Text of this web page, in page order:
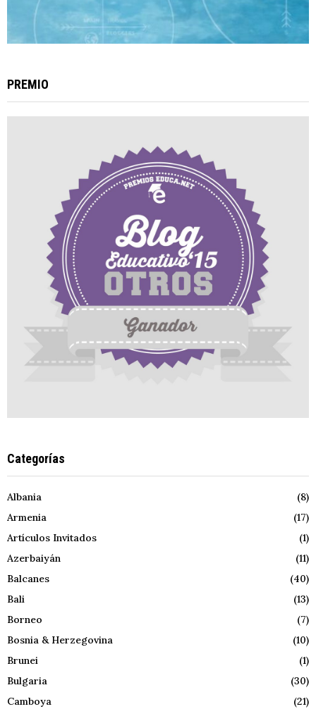
PREMIO
Categorías
Albania
(8)
Armenia
(17)
Artículos Invitados
(1)
Azerbaiyán
(11)
Balcanes
(40)
Bali
(13)
Borneo
(7)
Bosnia & Herzegovina
(10)
Brunei
(1)
Bulgaria
(30)
Camboya
(21)